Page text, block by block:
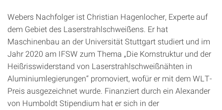
Webers Nachfolger ist Christian Hagenlocher, Experte auf
dem Gebiet des Laserstrahlschweißens. Er hat
Maschinenbau an der Universität Stuttgart studiert und im
Jahr 2020 am IFSW zum Thema „Die Kornstruktur und der
Heißrisswiderstand von Laserstrahlschweißnähten in
Aluminiumlegierungen“ promoviert, wofür er mit dem WLT-
Preis ausgezeichnet wurde. Finanziert durch ein Alexander
von Humboldt Stipendium hat er sich in der